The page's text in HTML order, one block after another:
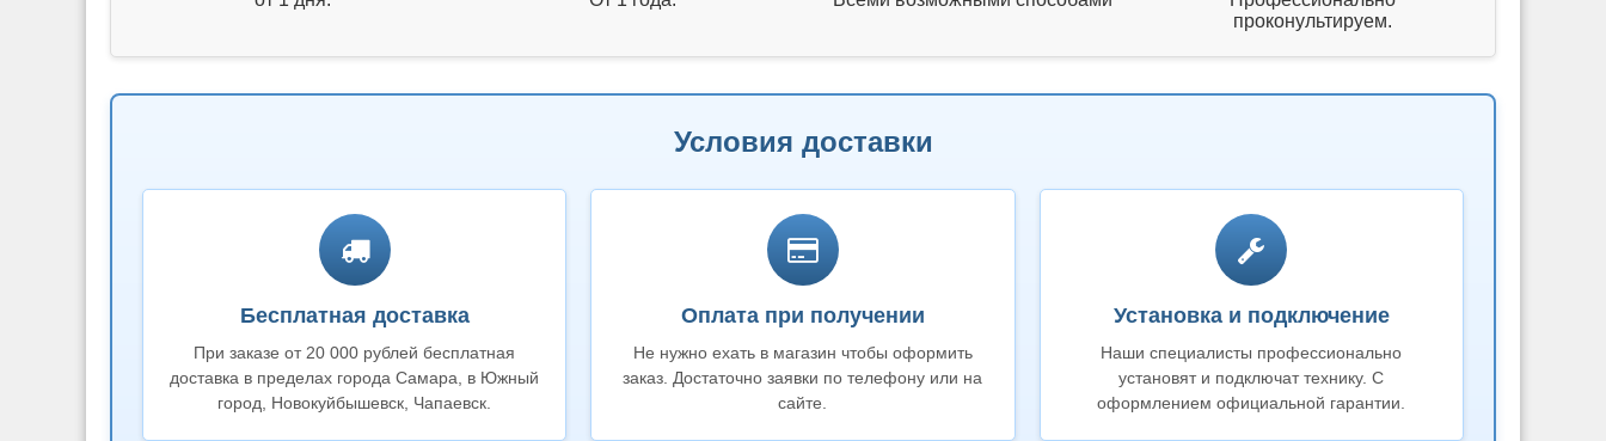
проконультируем.
Условия доставки
Бесплатная доставка
При заказе от 20 000 рублей бесплатная
доставка в пределах города Самара, в Южный
город, Новокуйбышевск, Чапаевск.
Оплата при получении
Не нужно ехать в магазин чтобы оформить
заказ. Достаточно заявки по телефону или на
сайте.
Установка и подключение
Наши специалисты профессионально
установят и подключат технику. С
оформлением официальной гарантии.